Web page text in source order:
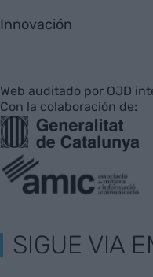
Innovación
Web auditado por OJD
Con la colaboración de:
SIGUE VIA